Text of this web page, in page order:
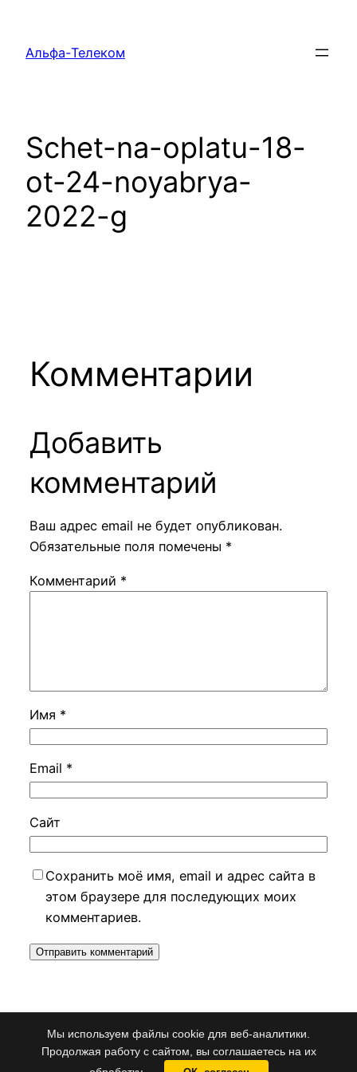
Мы используем файлы cookie для веб-аналитики.
Продолжая работу с сайтом, вы соглашаетесь на их
содержимому
Альфа-Телеком
Schet-na-oplatu-18-
ot-24-noyabrya-
2022-g
Комментарии
Добавить
комментарий
Ваш адрес email не будет опубликован.
Обязательные поля помечены *
Комментарий *
Имя *
Email *
Сайт
Сохранить моё имя, email и адрес сайта в
этом браузере для последующих моих
комментариев.
Альфа-Телеком Работает на